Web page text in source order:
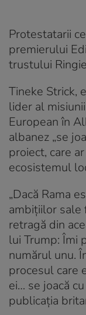
Protestatarii
premierului
trustului
Tineke Strick,
lider al
European în
albanez „se
proiect, care
ecosistemul
„Dacă Rama
ambițiilor sale
retragă din
lui Trump: Îmi
numărul unu.
procesul care
ei… se joacă
publicația